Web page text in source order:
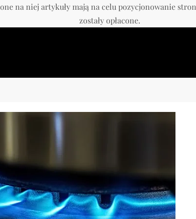
na niej artykuły mają na celu pozycjonowanie
zostały opłacone.